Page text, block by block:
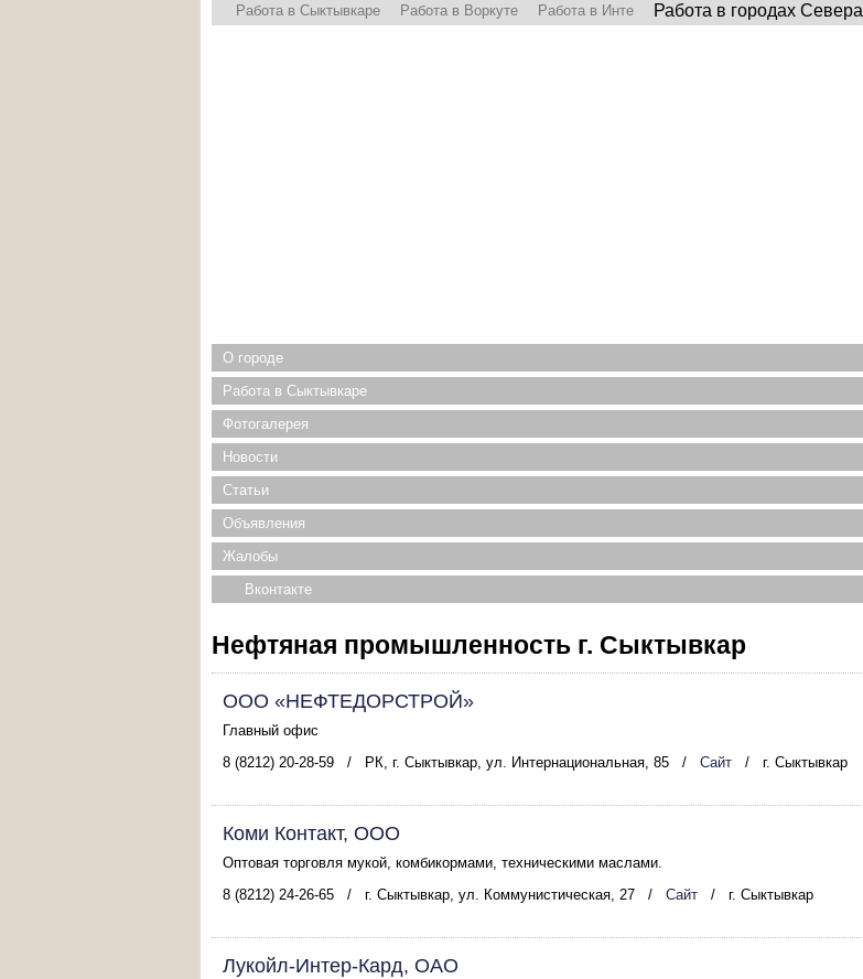
Работа в Сыктывкаре Работа в Воркуте Работа в Инте Работа в городах Севера
О городе
Работа в Сыктывкаре
Фотогалерея
Новости
Статьи
Объявления
Жалобы
Вконтакте
Нефтяная промышленность г. Сыктывкар
ООО «НЕФТЕДОРСТРОЙ»
Главный офис
8 (8212) 20-28-59
/ РК, г. Сыктывкар, ул. Интернациональная, 85 / Сайт / г. Сыктывкар
Коми Контакт, ООО
Оптовая торговля мукой, комбикормами, техническими маслами.
8 (8212) 24-26-65
/ г. Сыктывкар, ул. Коммунистическая, 27 / Сайт / г. Сыктывкар
Лукойл-Интер-Кард, ОАО